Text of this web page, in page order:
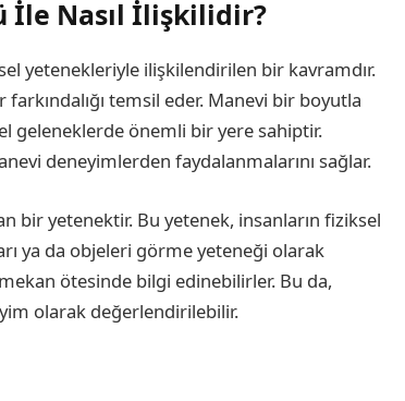
İle Nasıl İlişkilidir?
yetenekleriyle ilişkilendirilen bir kavramdır.
temsil eder. Manevi bir boyutla
geleneklerde önemli bir yere sahiptir.
deneyimlerden faydalanmalarını sağlar.
bir yetenektir. Bu yetenek, insanların fiziksel
ya da objeleri görme yeteneği olarak
ötesinde bilgi edinebilirler. Bu da,
olarak değerlendirilebilir.